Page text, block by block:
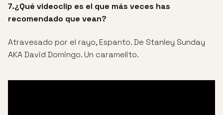
7.¿Qué videoclip es el que más veces has
recomendado que vean?
Atravesado por el rayo, Espanto. De Stanley Sunday
AKA David Domingo. Un caramelito.